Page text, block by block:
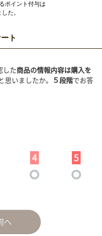
ポイント付与は
た。
ト